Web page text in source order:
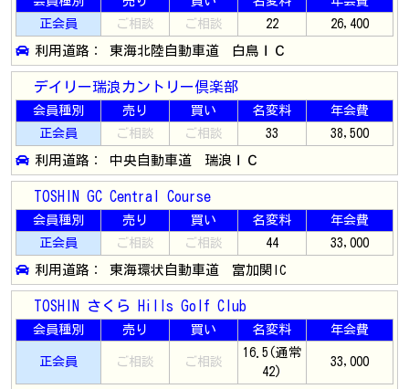
正会員
ご相談 ご相談 22 26,400
利用道路： 東海北陸自動車道 白鳥ＩＣ
デイリー瑞浪カントリー倶楽部
会員種別 売り 買い 名変料
年会費
正会員
ご相談 ご相談 33 38,500
利用道路： 中央自動車道 瑞浪ＩＣ
TOSHIN GC Central Course
会員種別 売り 買い 名変料
年会費
正会員
ご相談 ご相談 44 33,000
利用道路： 東海環状自動車道 富加関IC
TOSHIN さくら Hills Golf Club
会員種別 売り 買い 名変料 年会費
正会員 ご相談 ご相談
16.5(通常
42)
33,000